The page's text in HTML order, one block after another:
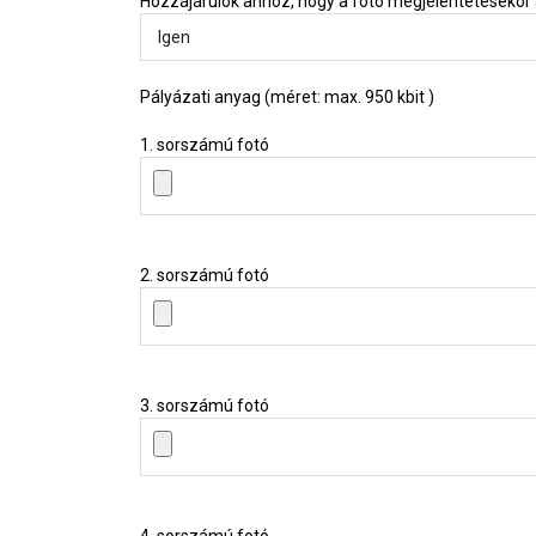
Pályázati anyag (méret: max. 950 kbit )
1. sorszámú fotó
2. sorszámú fotó
3. sorszámú fotó